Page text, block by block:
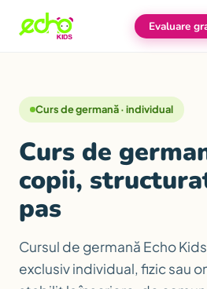
Evaluare
Curs de germană · individual
Curs de
copii,
pas
Cursul de germană Echo
exclusiv individual, fizic sau